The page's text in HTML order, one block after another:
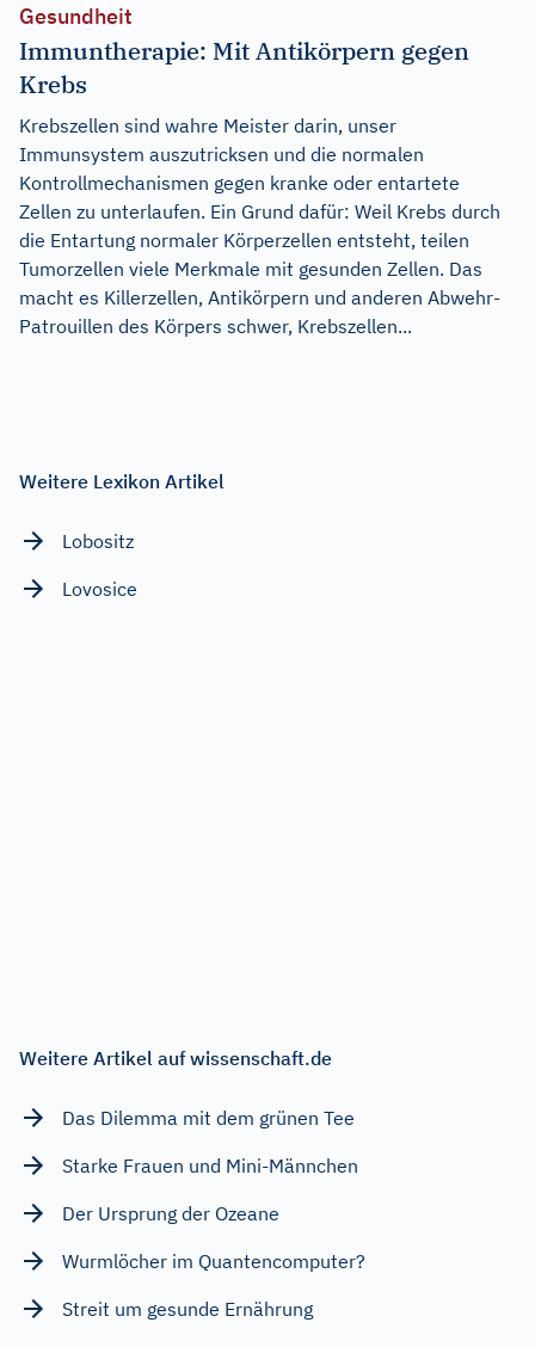
Gesundheit
Immuntherapie: Mit Antikörpern gegen
Krebs
Krebszellen sind wahre Meister darin, unser
Immunsystem auszutricksen und die normalen
Kontrollmechanismen gegen kranke oder entartete
Zellen zu unterlaufen. Ein Grund dafür: Weil Krebs durch
die Entartung normaler Körperzellen entsteht, teilen
Tumorzellen viele Merkmale mit gesunden Zellen. Das
macht es Killerzellen, Antikörpern und anderen Abwehr-
Patrouillen des Körpers schwer, Krebszellen...
Weitere Lexikon Artikel
Lobositz
Lovosice
Weitere Artikel auf wissenschaft.de
Das Dilemma mit dem grünen Tee
Starke Frauen und Mini-Männchen
Der Ursprung der Ozeane
Wurmlöcher im Quantencomputer?
Streit um gesunde Ernährung